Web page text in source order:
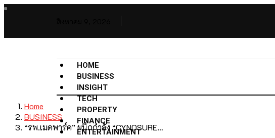
HOME
BUSINESS
INSIGHT
TECH
PROPERTY
FINANCE
ENTERTAINMENT
Home
BUSINESS
“รพ.เมดพาร์ค” ผนึกกำลัง “CYNOSURE…